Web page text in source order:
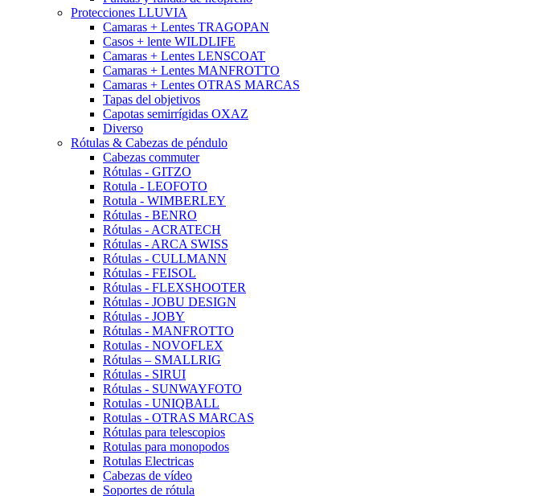
Protecciones LLUVIA
Camaras + Lentes TRAGOPAN
Casos + lente WILDLIFE
Camaras + Lentes LENSCOAT
Camaras + Lentes MANFROTTO
Camaras + Lentes OTRAS MARCAS
Tapas del objetivos
Capotas semirrígidas OXAZ
Diverso
Rótulas & Cabezas de péndulo
Cabezas commuter
Rótulas - GITZO
Rotula - LEOFOTO
Rotula - WIMBERLEY
Rótulas - BENRO
Rótulas - ACRATECH
Rótulas - ARCA SWISS
Rótulas - CULLMANN
Rótulas - FEISOL
Rótulas - FLEXSHOOTER
Rótulas - JOBU DESIGN
Rótulas - JOBY
Rótulas - MANFROTTO
Rotulas - NOVOFLEX
Rótulas – SMALLRIG
Rótulas - SIRUI
Rótulas - SUNWAYFOTO
Rotulas - UNIQBALL
Rotulas - OTRAS MARCAS
Rótulas para telescopios
Rotulas para monopodos
Rotulas Electricas
Cabezas de vídeo
Soportes de rótula